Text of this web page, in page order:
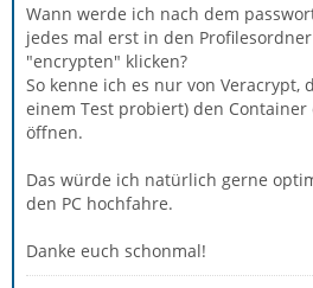
Wann werde ich nach dem
jedes mal erst in den
"encrypten" klicken?
So kenne ich es nur von Veracrypt,
einem Test probiert) den
öffnen.
Das würde ich natürlich gerne
den PC hochfahre.
Danke euch schonmal!